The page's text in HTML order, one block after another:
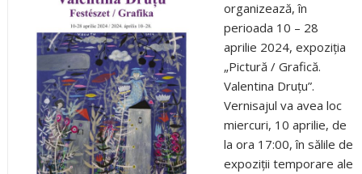
organizează, în
perioada 10 – 28
aprilie 2024, expoziția
„Pictură / Grafică.
Valentina Druțu”.
Vernisajul va avea loc
miercuri, 10 aprilie, de
la ora 17:00, în sălile de
expoziții temporare ale